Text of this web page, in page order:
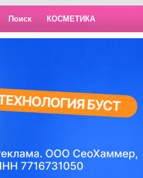
Поиск КОСМЕТИКА